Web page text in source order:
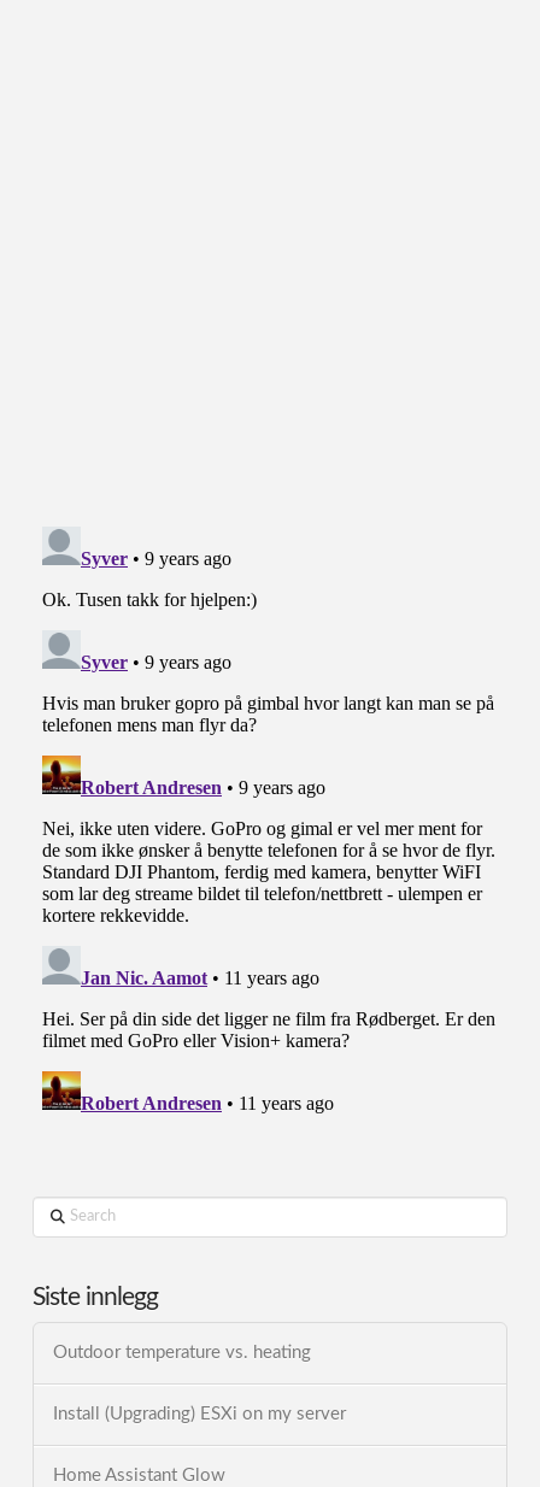
Search
Siste innlegg
Outdoor temperature vs. heating
Install (Upgrading) ESXi on my server
Home Assistant Glow